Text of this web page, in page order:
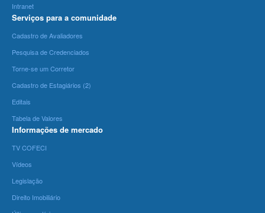
Intranet
Serviços para a comunidade
Cadastro de Avaliadores
Pesquisa de Credenciados
Torne-se um Corretor
Cadastro de Estagiários (2)
Editais
Tabela de Valores
Informações de mercado
TV COFECI
Vídeos
Legislação
Direito Imobiliário